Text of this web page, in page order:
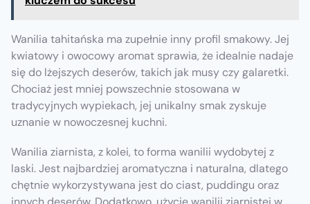
Wanilia tahitańska ma zupełnie inny profil smakowy. Jej
kwiatowy i owocowy aromat sprawia, że idealnie nadaje
się do lżejszych deserów, takich jak musy czy galaretki.
Chociaż jest mniej powszechnie stosowana w
tradycyjnych wypiekach, jej unikalny smak zyskuje
uznanie w nowoczesnej kuchni.
Wanilia ziarnista, z kolei, to forma wanilii wydobytej z
laski. Jest najbardziej aromatyczna i naturalna, dlatego
chętnie wykorzystywana jest do ciast, puddingu oraz